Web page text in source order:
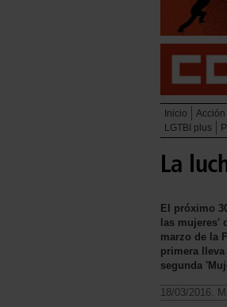
Inicio
LGTBI plus
La
El próximo
las mujeres'
marzo de la
primera
segunda
18/03/2016.